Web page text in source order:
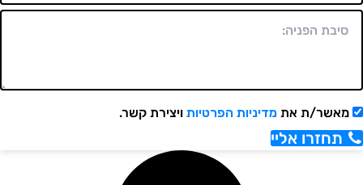
מאשר/ת אתמדיניות הפרטיותויצירת קשר.
תחזרו אליי